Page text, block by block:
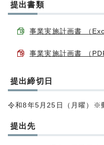
提出書類
事業実施計画書 （
事業実施計画書 （
提出締切日
令和8年5月25日（月曜）※
提出先